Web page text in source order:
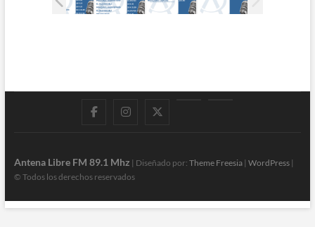
FacebookInstagram
Antena Libre FM 89.1 Mhz | Diseñado por: Theme Freesia| WordPress|
© Todos los derechos reservados